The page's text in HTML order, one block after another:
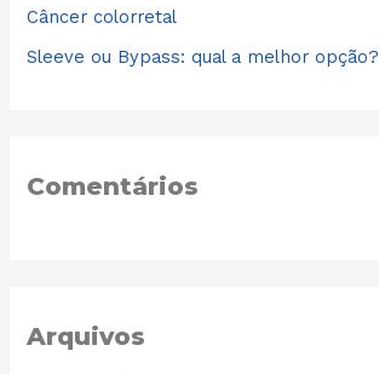
r
:
Câncer colorretal
Sleeve ou Bypass: qual a melhor opção?
Comentários
Arquivos